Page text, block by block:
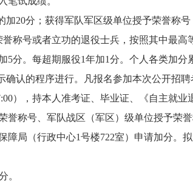
加20分；获得军队军区级单位授予荣誉称
称号或者立功的退役士兵，按照其中最
分。每超期服役1年加1分。个人各类加分
认的程序进行。凡报名参加本次公开招
），持本人准考证、毕业证、《自主就
誉称号、军队战区（军区）级单位授予荣
障局（行政中心1号楼722室）申请加分。
。